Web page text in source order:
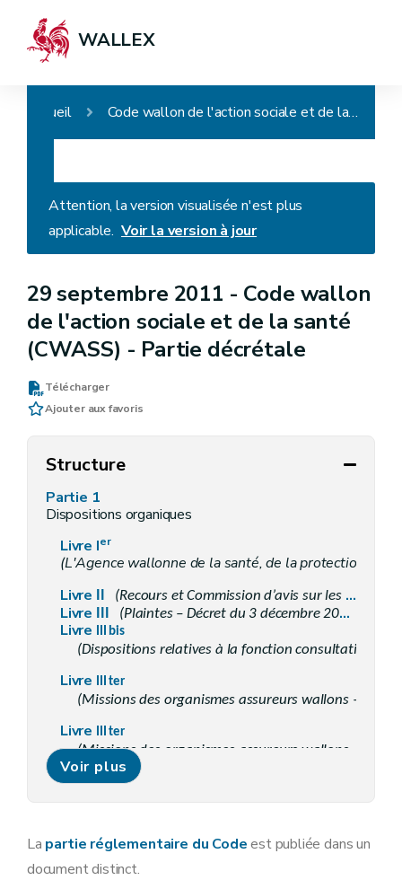
WALLEX
Accueil Code wallon de l'action sociale et de la santé (CWASS) - Partie décrétale
Attention, la version visualisée n'est plus
applicable. Voir la version à jour
29 septembre 2011 - Code wallon
de l'action sociale et de la santé
(CWASS) - Partie décrétale
Télécharger
Ajouter aux favoris
Structure
Partie 1
Dispositions organiques
Livre Ier
(L'Agence wallonne de la santé, de la protection
Livre
(Recours et Commission d’avis sur les recours – Décret du 3 décembre 2015, art. 109)
Livre (Plaintes – Décret du 3 décembre 2015, art. 111)
Livre III bis
(Dispositions relatives à la fonction consultative
Livre III ter
(Missions des organismes assureurs wallons –
Livre III ter
(Missions des organismes assureurs wallons –
Livre IIIquater
Dispositions sectorielles
Livrepréliminaire
Voir plus
La partie réglementaire du Codeest publiée dans un
document distinct.